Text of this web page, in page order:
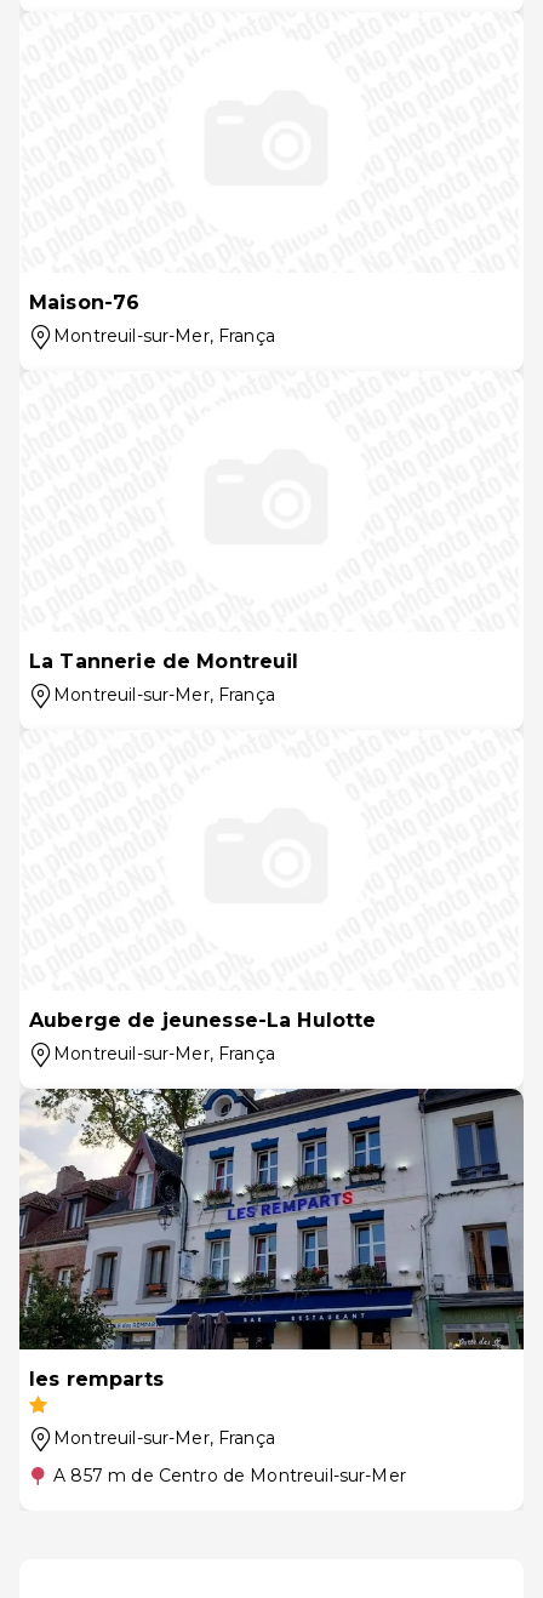
Maison-76
Montreuil-sur-Mer, França
La Tannerie de Montreuil
Montreuil-sur-Mer, França
Auberge de jeunesse-La Hulotte
Montreuil-sur-Mer, França
les remparts
Montreuil-sur-Mer, França
A 857 m de Centro de Montreuil-sur-Mer